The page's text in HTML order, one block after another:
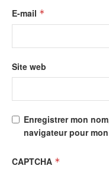
E-mail *
Site web
Enregistrer mon
navigateur pour
CAPTCHA *